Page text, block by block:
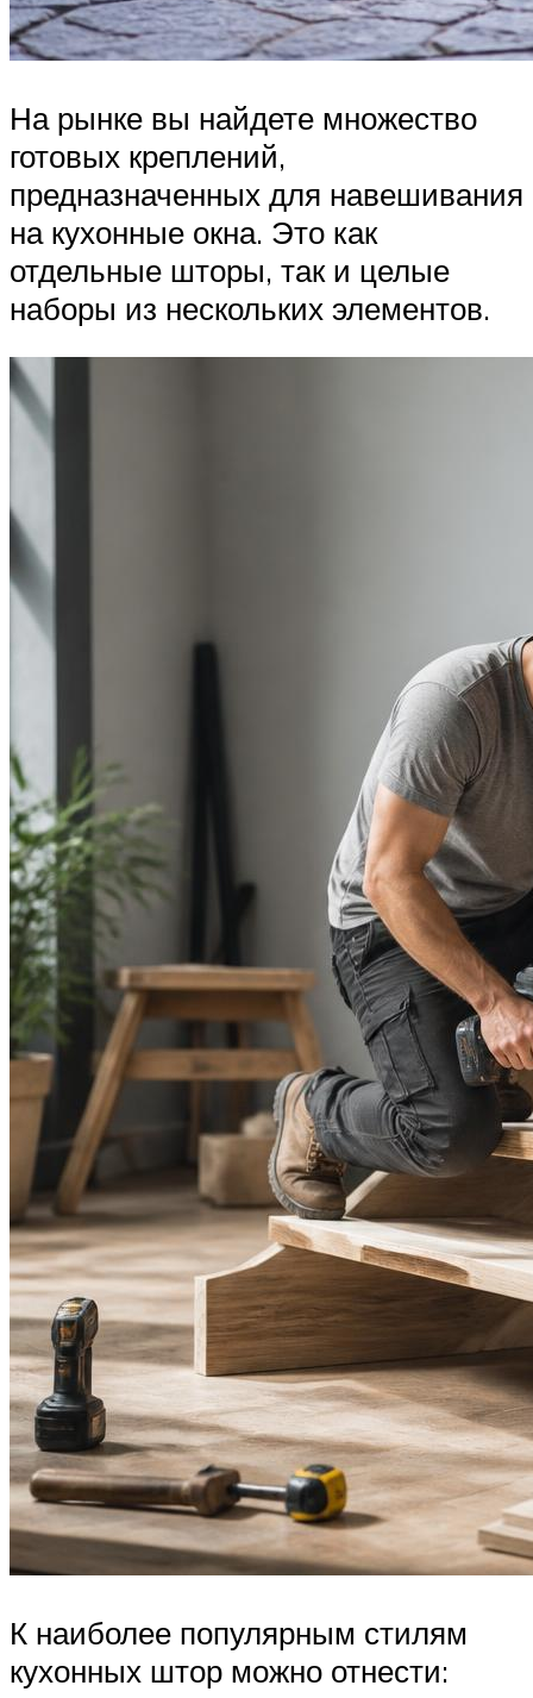
На рынке вы найдете множество
готовых креплений,
предназначенных для навешивания
на кухонные окна. Это как
отдельные шторы, так и целые
наборы из нескольких элементов.
К наиболее популярным стилям
кухонных штор можно отнести: